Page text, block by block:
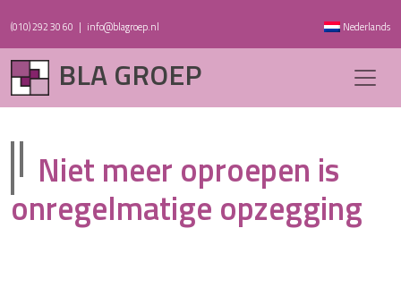
(010) 292 30 60 | info@blagroep.nl Nederlands
BLA GROEP
Niet meer oproepen is
onregelmatige opzegging